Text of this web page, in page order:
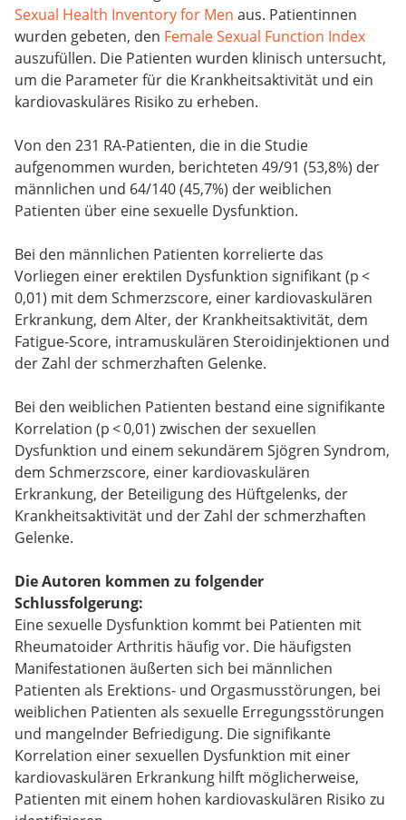
Sexual Health Inventory for Men aus. Patientinnen
wurden gebeten, den Female Sexual Function Index
auszufüllen. Die Patienten wurden klinisch untersucht,
um die Parameter für die Krankheitsaktivität und ein
kardiovaskuläres Risiko zu erheben.
Von den 231 RA-Patienten, die in die Studie
aufgenommen wurden, berichteten 49/91 (53,8%) der
männlichen und 64/140 (45,7%) der weiblichen
Patienten über eine sexuelle Dysfunktion.
Bei den männlichen Patienten korrelierte das
Vorliegen einer erektilen Dysfunktion signifikant (p <
0,01) mit dem Schmerzscore, einer kardiovaskulären
Erkrankung, dem Alter, der Krankheitsaktivität, dem
Fatigue-Score, intramuskulären Steroidinjektionen und
der Zahl der schmerzhaften Gelenke.
Bei den weiblichen Patienten bestand eine signifikante
Korrelation (p < 0,01) zwischen der sexuellen
Dysfunktion und einem sekundärem Sjögren Syndrom,
dem Schmerzscore, einer kardiovaskulären
Erkrankung, der Beteiligung des Hüftgelenks, der
Krankheitsaktivität und der Zahl der schmerzhaften
Gelenke.
Die Autoren kommen zu folgender
Schlussfolgerung:
Eine sexuelle Dysfunktion kommt bei Patienten mit
Rheumatoider Arthritis häufig vor. Die häufigsten
Manifestationen äußerten sich bei männlichen
Patienten als Erektions- und Orgasmusstörungen, bei
weiblichen Patienten als sexuelle Erregungsstörungen
und mangelnder Befriedigung. Die signifikante
Korrelation einer sexuellen Dysfunktion mit einer
kardiovaskulären Erkrankung hilft möglicherweise,
Patienten mit einem hohen kardiovaskulären Risiko zu